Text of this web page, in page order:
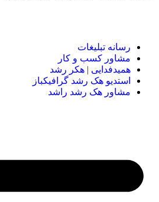
رسانه تبلیغات
مشاور کسب و کار
همیدفدایی | هکر رشد
استدیو هک رشد گرافیکباز
مشاور هک رشد راشد